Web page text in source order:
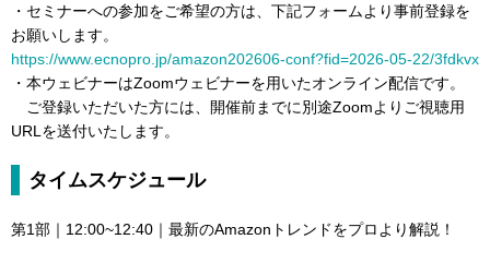
・セミナーへの参加をご希望の方は、下記フォームより事前登録を
お願いします。
https://www.ecnopro.jp/amazon202606-conf?fid=2026-05-22/3fdkvx
・本ウェビナーはZoomウェビナーを用いたオンライン配信です。
ご登録いただいた方には、開催前までに別途Zoomよりご視聴用
URLを送付いたします。
タイムスケジュール
第1部｜12:00~12:40｜最新のAmazonトレンドをプロより解説！